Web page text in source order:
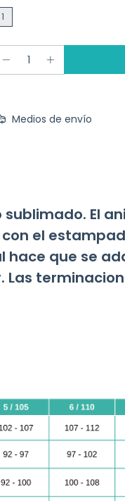
1
Medios de envío
El
el
que se